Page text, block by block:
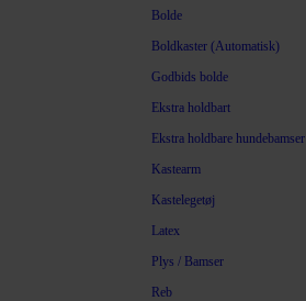
Bolde
Boldkaster (Automatisk)
Godbids bolde
Ekstra holdbart
Ekstra holdbare hundebamser
Kastearm
Kastelegetøj
Latex
Plys / Bamser
Reb